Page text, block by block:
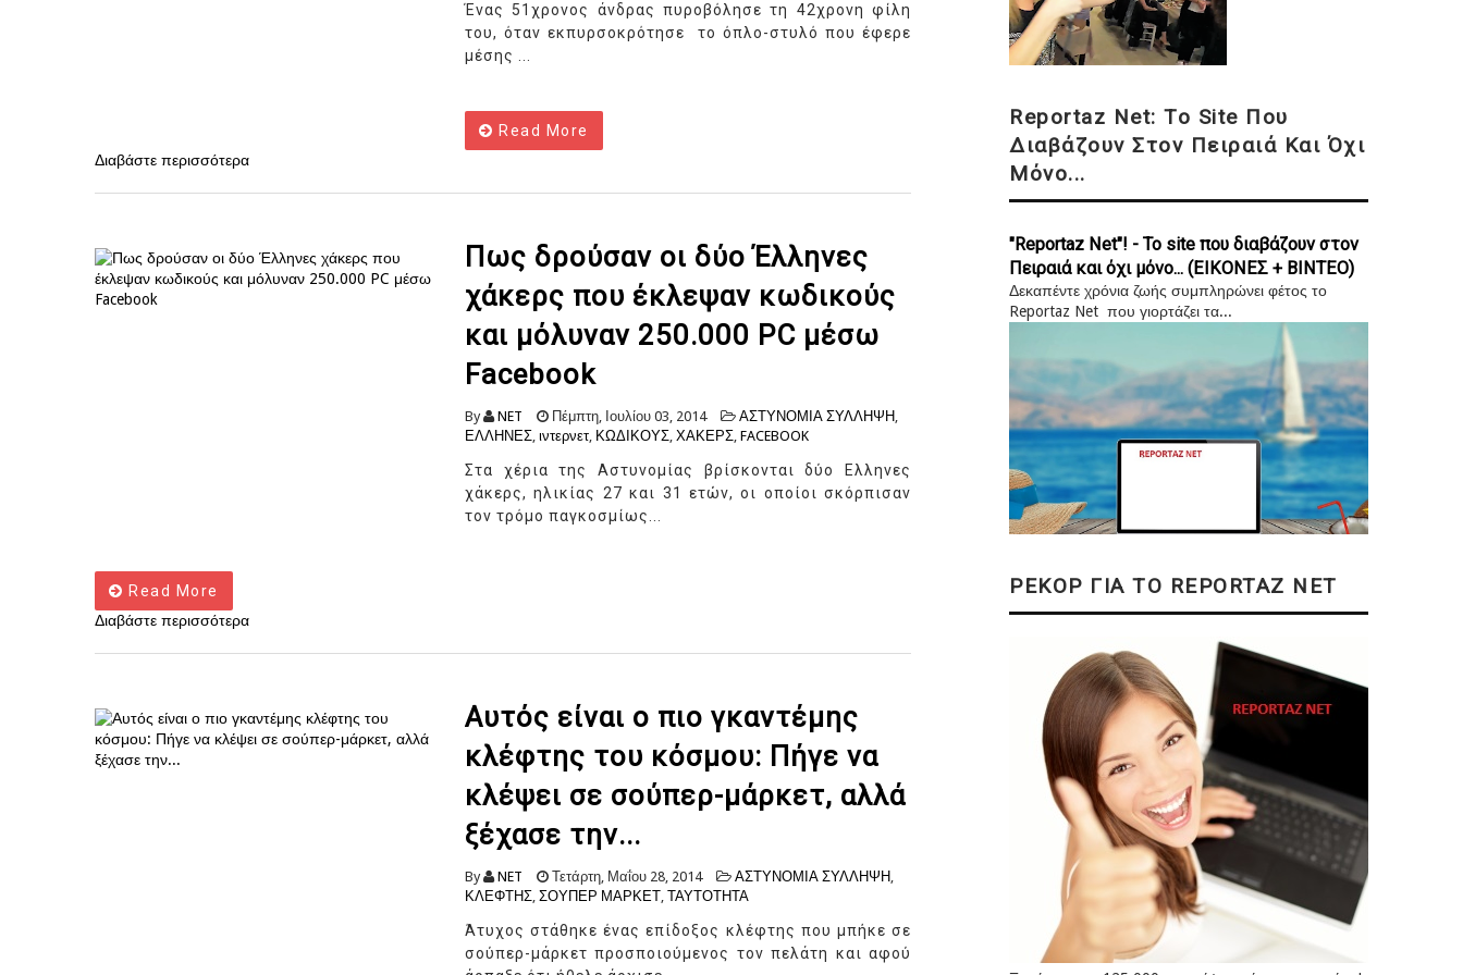
Ένας 51χρονος άνδρας πυροβόλησε τη 42χρονη φίλη
του, όταν εκπυρσοκρότησε το όπλο-στυλό που έφερε
μέσης ...
Read More
Διαβάστε περισσότερα
Πως δρούσαν οι δύο Έλληνες
χάκερς που έκλεψαν κωδικούς
και μόλυναν 250.000 PC μέσω
Facebook
By NET Πέμπτη, Ιουλίου 03, 2014 ΑΣΤΥΝΟΜΙΑ ΣΥΛΛΗΨΗ,
ΕΛΛΗΝΕΣ, ιντερνετ, ΚΩΔΙΚΟΥΣ, ΧΑΚΕΡΣ, FACEBOOK
Στα χέρια της Αστυνομίας βρίσκονται δύο Ελληνες
χάκερς, ηλικίας 27 και 31 ετών, οι οποίοι σκόρπισαν
τον τρόμο παγκοσμίως...
Read More
Διαβάστε περισσότερα
Αυτός είναι ο πιο γκαντέμης
κλέφτης του κόσμου: Πήγε να
κλέψει σε σούπερ-μάρκετ, αλλά
ξέχασε την...
By NET Τετάρτη, Μαΐου 28, 2014 ΑΣΤΥΝΟΜΙΑ ΣΥΛΛΗΨΗ,
ΚΛΕΦΤΗΣ, ΣΟΥΠΕΡ ΜΑΡΚΕΤ, ΤΑΥΤΟΤΗΤΑ
Άτυχος στάθηκε ένας επίδοξος κλέφτης που μπήκε σε
σούπερ-μάρκετ προσποιούμενος τον πελάτη και αφού
Reportaz Net: Το Site Που
Διαβάζουν Στον Πειραιά Και Όχι
Μόνο...
"Reportaz Net"! - Το site που διαβάζουν στον
Πειραιά και όχι μόνο... (ΕΙΚΟΝΕΣ + ΒΙΝΤΕΟ)
Δεκαπέντε χρόνια ζωής συμπληρώνει φέτος το
Reportaz Net που γιορτάζει τα...
ΡΕΚΟΡ ΓΙΑ ΤΟ REPORTAZ NET